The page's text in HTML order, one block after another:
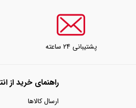
پشتیبانی 24 ساعته
راهنمای خرید از
ارسال کالاها